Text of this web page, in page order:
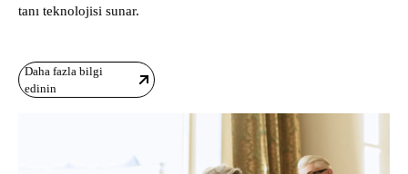
tanı teknolojisi sunar.
Daha fazla bilgi
edinin